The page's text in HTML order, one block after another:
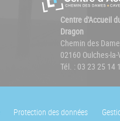
Centre d'Accueil
Dragon
Chemin des
02160 Oulches-
Tél. : 03 23 25 14
Protection des données